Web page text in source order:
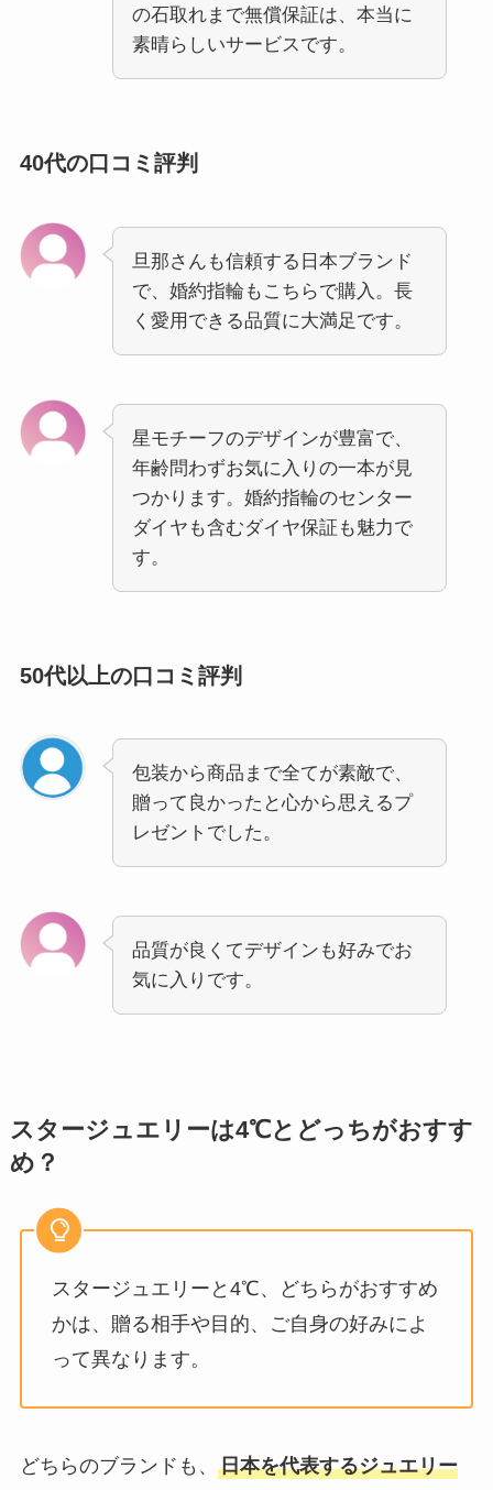
の石取れまで無償保証は、本当に
素晴らしいサービスです。
40代の口コミ評判
旦那さんも信頼する日本ブランド
で、婚約指輪もこちらで購入。長
く愛用できる品質に大満足です。
星モチーフのデザインが豊富で、
年齢問わずお気に入りの一本が見
つかります。婚約指輪のセンター
ダイヤも含むダイヤ保証も魅力で
す。
50代以上の口コミ評判
包装から商品まで全てが素敵で、
贈って良かったと心から思えるプ
レゼントでした。
品質が良くてデザインも好みでお
気に入りです。
スタージュエリーは4℃とどっちがおすす
め？
スタージュエリーと4℃、どちらがおすすめ
かは、贈る相手や目的、ご自身の好みによ
って異なります。
どちらのブランドも、 日本を代表するジュエリー